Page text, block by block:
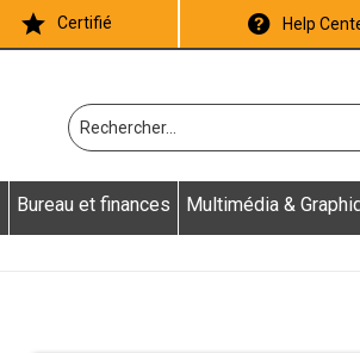
Certifié Help
Bureau et finances Multimédia &